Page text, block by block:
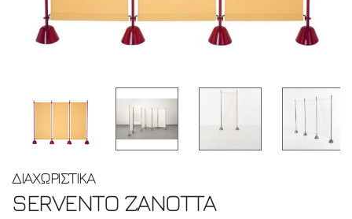
ΔΙΑΧΩΡΙΣΤΙΚΑ
SERVENTO ZANOTTA